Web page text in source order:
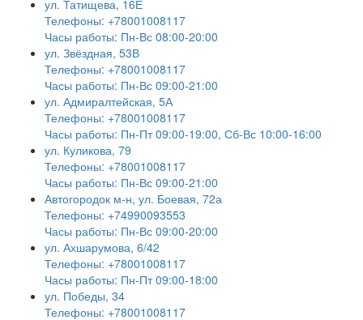
ул. Татищева, 16Е
Телефоны: +78001008117
Часы работы: Пн-Вс 08:00-20:00
ул. Звёздная, 53В
Телефоны: +78001008117
Часы работы: Пн-Вс 09:00-21:00
ул. Адмиралтейская, 5А
Телефоны: +78001008117
Часы работы: Пн-Пт 09:00-19:00, Сб-Вс 10:00-16:00
ул. Куликова, 79
Телефоны: +78001008117
Часы работы: Пн-Вс 09:00-21:00
Автогородок м-н, ул. Боевая, 72а
Телефоны: +74990093553
Часы работы: Пн-Вс 09:00-20:00
ул. Ахшарумова, 6/42
Телефоны: +78001008117
Часы работы: Пн-Пт 09:00-18:00
ул. Победы, 34
Телефоны: +78001008117